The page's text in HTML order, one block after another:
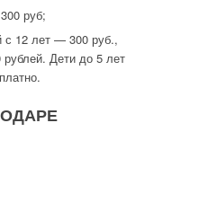
руб;
с 12 лет — 300 руб.,
рублей. Дети до 5 лет